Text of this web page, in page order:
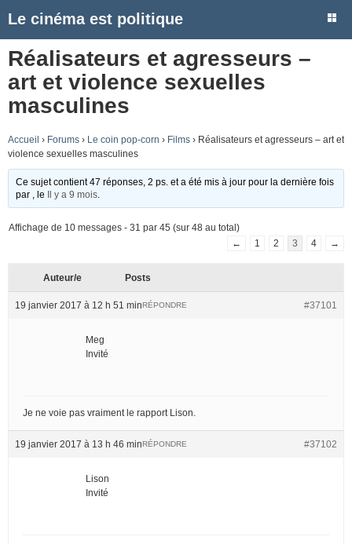
Le cinéma est politique
Réalisateurs et agresseurs –
art et violence sexuelles
masculines
Accueil › Forums › Le coin pop-corn › Films › Réalisateurs et agresseurs – art et
violence sexuelles masculines
Ce sujet contient 47 réponses, 2 ps. et a été mis à jour pour la dernière fois
par
, le Il y a 9 mois
Affichage de 10 messages - 31 par 45 (sur 48 au total)
←
1 2 3 4 →
Auteur/e Posts
19 janvier 2017 à 12 h 51 min #37101
RÉPONDRE
Meg
Invité
Je ne voie pas vraiment le rapport Lison.
19 janvier 2017 à 13 h 46 min #37102
RÉPONDRE
Lison
Invité